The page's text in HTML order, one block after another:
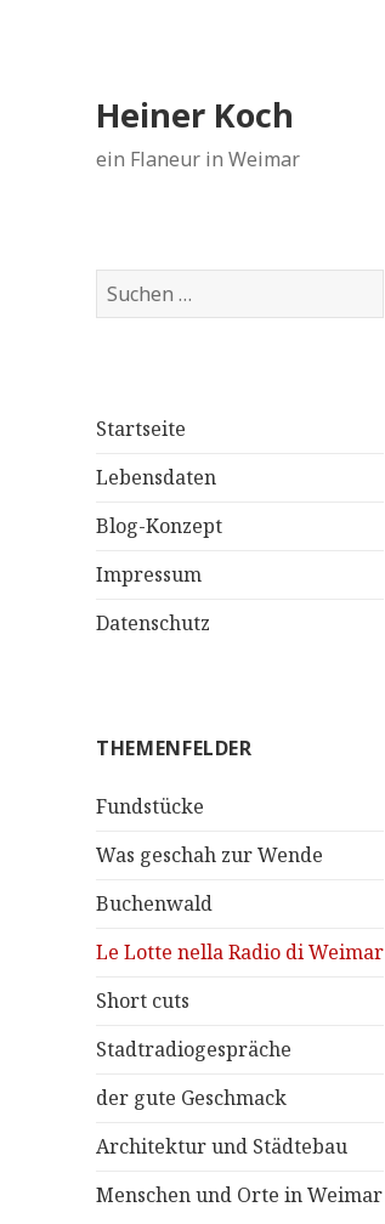
Heiner Koch
ein Flaneur in Weimar
Suchen
nach:
Startseite
Lebensdaten
Blog-Konzept
Impressum
Datenschutz
THEMENFELDER
Fundstücke
Was geschah zur Wende
Buchenwald
Le Lotte nella Radio di Weimar
Short cuts
Stadtradiogespräche
der gute Geschmack
Architektur und Städtebau
Menschen und Orte in Weimar